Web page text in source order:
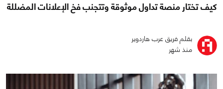
كيف تختار منصة تداول موثوقة وتتجنب فخ الإعلانات المضللة
بقلم فريق عرب هاردوير
منذ شهر